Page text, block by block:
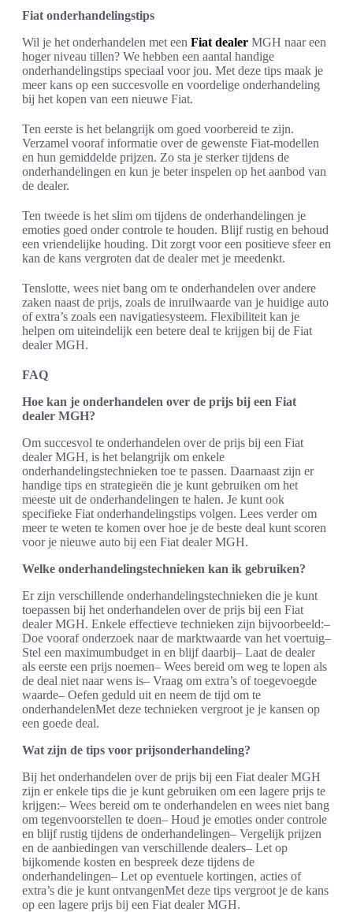
Fiat onderhandelingstips
Wil je het onderhandelen met een Fiat dealer MGH naar een
hoger niveau tillen? We hebben een aantal handige
onderhandelingstips speciaal voor jou. Met deze tips maak je
meer kans op een succesvolle en voordelige onderhandeling
bij het kopen van een nieuwe Fiat.
Ten eerste is het belangrijk om goed voorbereid te zijn.
Verzamel vooraf informatie over de gewenste Fiat-modellen
en hun gemiddelde prijzen. Zo sta je sterker tijdens de
onderhandelingen en kun je beter inspelen op het aanbod van
de dealer.
Ten tweede is het slim om tijdens de onderhandelingen je
emoties goed onder controle te houden. Blijf rustig en behoud
een vriendelijke houding. Dit zorgt voor een positieve sfeer en
kan de kans vergroten dat de dealer met je meedenkt.
Tenslotte, wees niet bang om te onderhandelen over andere
zaken naast de prijs, zoals de inruilwaarde van je huidige auto
of extra’s zoals een navigatiesysteem. Flexibiliteit kan je
helpen om uiteindelijk een betere deal te krijgen bij de Fiat
dealer MGH.
FAQ
Hoe kan je onderhandelen over de prijs bij een Fiat
dealer MGH?
Om succesvol te onderhandelen over de prijs bij een Fiat
dealer MGH, is het belangrijk om enkele
onderhandelingstechnieken toe te passen. Daarnaast zijn er
handige tips en strategieën die je kunt gebruiken om het
meeste uit de onderhandelingen te halen. Je kunt ook
specifieke Fiat onderhandelingstips volgen. Lees verder om
meer te weten te komen over hoe je de beste deal kunt scoren
voor je nieuwe auto bij een Fiat dealer MGH.
Welke onderhandelingstechnieken kan ik gebruiken?
Er zijn verschillende onderhandelingstechnieken die je kunt
toepassen bij het onderhandelen over de prijs bij een Fiat
dealer MGH. Enkele effectieve technieken zijn bijvoorbeeld:–
Doe vooraf onderzoek naar de marktwaarde van het voertuig–
Stel een maximumbudget in en blijf daarbij– Laat de dealer
als eerste een prijs noemen– Wees bereid om weg te lopen als
de deal niet naar wens is– Vraag om extra’s of toegevoegde
waarde– Oefen geduld uit en neem de tijd om te
onderhandelenMet deze technieken vergroot je je kansen op
een goede deal.
Wat zijn de tips voor prijsonderhandeling?
Bij het onderhandelen over de prijs bij een Fiat dealer MGH
zijn er enkele tips die je kunt gebruiken om een lagere prijs te
krijgen:– Wees bereid om te onderhandelen en wees niet bang
om tegenvoorstellen te doen– Houd je emoties onder controle
en blijf rustig tijdens de onderhandelingen– Vergelijk prijzen
en de aanbiedingen van verschillende dealers– Let op
bijkomende kosten en bespreek deze tijdens de
onderhandelingen– Let op eventuele kortingen, acties of
extra’s die je kunt ontvangenMet deze tips vergroot je de kans
op een lagere prijs bij een Fiat dealer MGH.